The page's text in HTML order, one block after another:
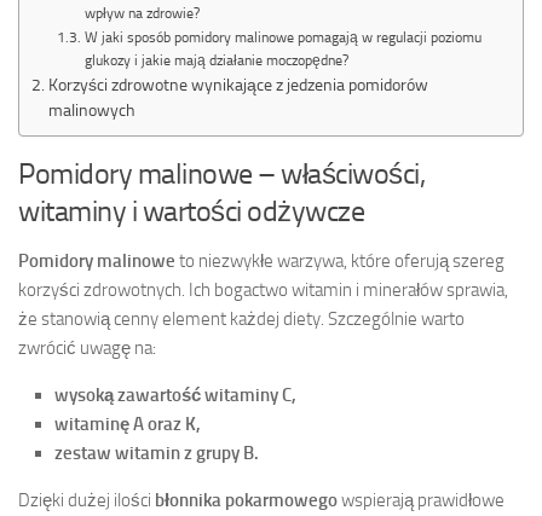
wpływ na zdrowie?
W jaki sposób pomidory malinowe pomagają w regulacji poziomu
glukozy i jakie mają działanie moczopędne?
Korzyści zdrowotne wynikające z jedzenia pomidorów
malinowych
Pomidory malinowe – właściwości,
witaminy i wartości odżywcze
Pomidory malinowe to niezwykłe warzywa, które oferują szereg
korzyści zdrowotnych. Ich bogactwo witamin i minerałów sprawia,
że stanowią cenny element każdej diety. Szczególnie warto
zwrócić uwagę na:
wysoką zawartość witaminy C,
witaminę A oraz K,
zestaw witamin z grupy B.
Dzięki dużej ilości błonnika pokarmowegowspierają prawidłowe